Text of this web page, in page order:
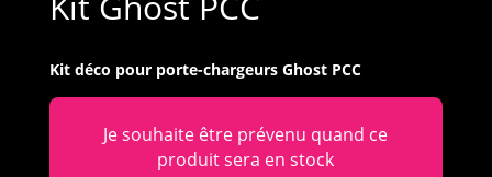
Kit déco pour porte-chargeurs Ghost PCC
Je souhaite être prévenu quand ce
produit sera en stock